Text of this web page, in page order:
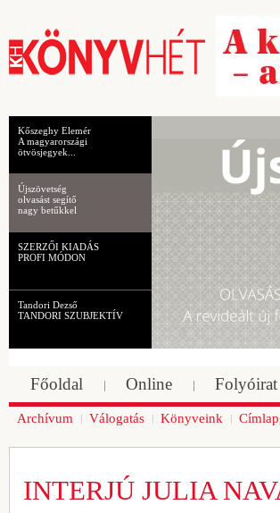
Kőszeghy Elemér
A magyarországi
ötvösjegyek...
Újszövetség
olvasást segítő
nagy betűkkel
SZERZŐI KIADÁS
PROFI MÓDON
Tandori Dezső
TANDORI SZUBJEKTÍV
Főoldal Online Folyóirat
Archívum Válogatás Könyveink
INTERJÚ JULIA